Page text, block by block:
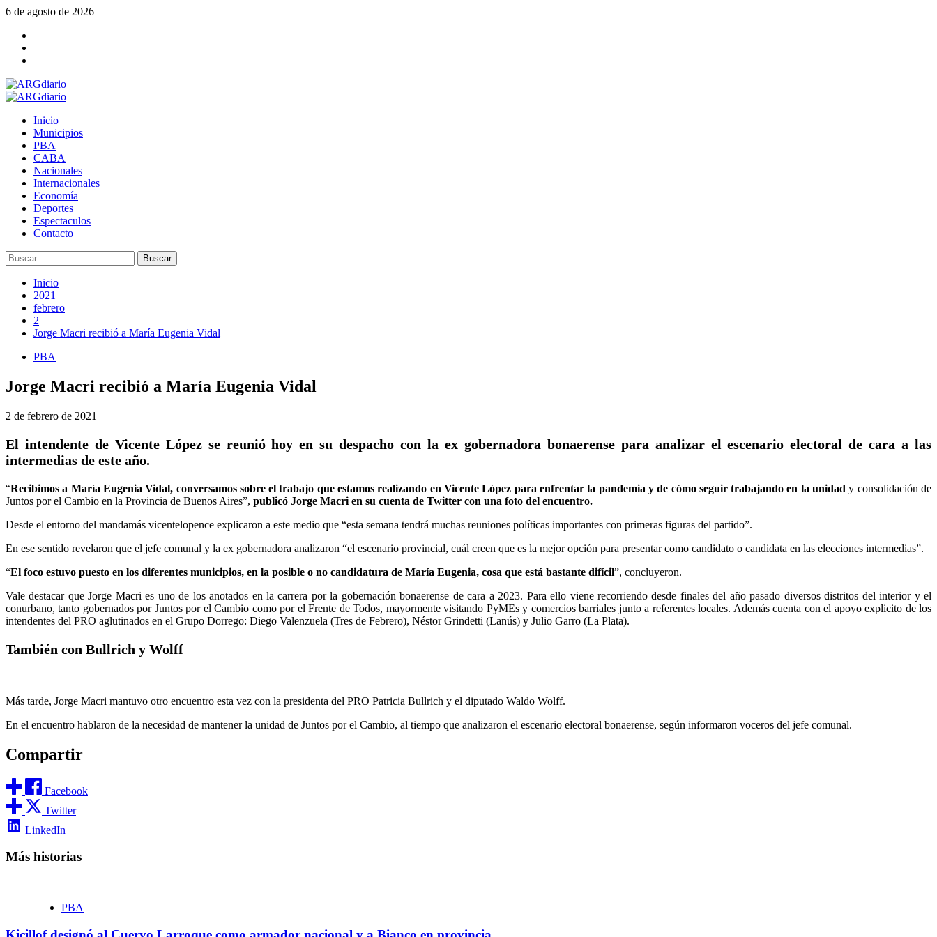
Saltar
contenido
6 de agosto de 2026
Menú
Inicio
Municipios
PBA
CABA
Nacionales
Internacionales
Economía
Deportes
Espectaculos
Contacto
Buscar:
Inicio
2021
febrero
2
Jorge Macri recibió a María Eugenia Vidal
PBA
Jorge Macri recibió a María Eugenia Vidal
2 de febrero de 2021
El intendente de Vicente López se reunió hoy en su despacho con la ex gobernadora bonaerense para analizar el escenario electoral de cara a las
intermedias de este año.
“Recibimos a María Eugenia Vidal, conversamos sobre el trabajo que estamos realizando en Vicente López para enfrentar la pandemia y de cómo seguir trabajando en la unidad y consolidación de
Juntos por el Cambio en la Provincia de Buenos Aires”, publicó Jorge Macri en su cuenta de Twitter con una foto del encuentro.
Desde el entorno del mandamás vicentelopence explicaron a este medio que “esta semana tendrá muchas reuniones políticas importantes con primeras figuras del partido”.
En ese sentido revelaron que el jefe comunal y la ex gobernadora analizaron “el escenario provincial, cuál creen que es la mejor opción para presentar como candidato o candidata en las elecciones intermedias”.
“El foco estuvo puesto en los diferentes municipios, en la posible o no candidatura de María Eugenia, cosa que está bastante difícil”, concluyeron.
Vale destacar que Jorge Macri es uno de los anotados en la carrera por la gobernación bonaerense de cara a 2023. Para ello viene recorriendo desde finales del año pasado diversos distritos del interior y el
conurbano, tanto gobernados por Juntos por el Cambio como por el Frente de Todos, mayormente visitando PyMEs y comercios barriales junto a referentes locales. Además cuenta con el apoyo explicito de los
intendentes del PRO aglutinados en el Grupo Dorrego: Diego Valenzuela (Tres de Febrero), Néstor Grindetti (Lanús) y Julio Garro (La Plata).
También con Bullrich y Wolff
Más tarde, Jorge Macri mantuvo otro encuentro esta vez con la presidenta del PRO Patricia Bullrich y el diputado Waldo Wolff.
En el encuentro hablaron de la necesidad de mantener la unidad de Juntos por el Cambio, al tiempo que analizaron el escenario electoral bonaerense, según informaron voceros del jefe comunal.
Compartir
Facebook
Twitter
LinkedIn
Más historias
PBA